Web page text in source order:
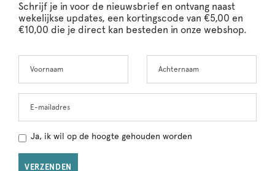
Schrijf je in voor de nieuwsbrief en ontvang naast
wekelijkse updates, een kortingscode van €5,00 en
€10,00 die je direct kan besteden in onze webshop.
this
Ja, ik wil op de hoogte gehouden worden
VERZENDEN